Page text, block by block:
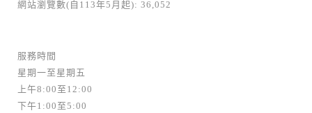
網站瀏覽數(自113年5月起): 36,052
服務時間
星期一至星期五
上午8:00至12:00
下午1:00至5:00